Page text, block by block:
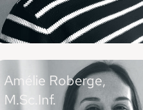
Amélie Roberge,
M.Sc.Inf.